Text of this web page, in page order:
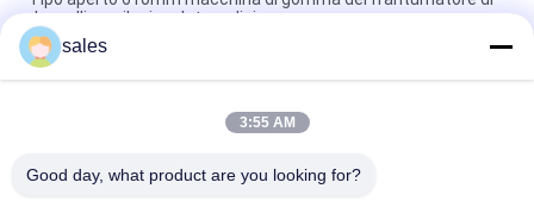
due rulli con il miscelatore di riserva
Diametro a 18 pollici di gomma 48" del rullo della macchina XK-
450 del frantumatore del composto lunghezza
Motore di azionamento di gomma dell'impastatrice del
sales
3:55 AM
Good day, what product are you looking for?